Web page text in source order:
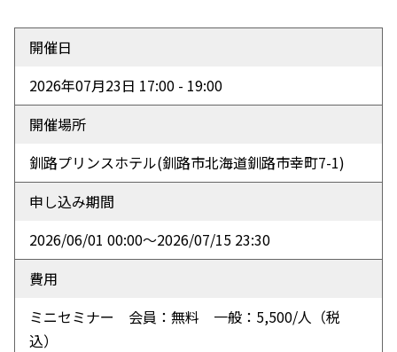
開催日
2026年07月23日 17:00 - 19:00
開催場所
釧路プリンスホテル(釧路市北海道釧路市幸町7-1)
申し込み期間
2026/06/01 00:00〜2026/07/15 23:30
費用
ミニセミナー 会員：無料 一般：5,500/人（税
込）